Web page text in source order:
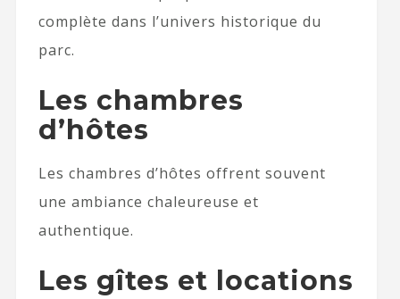
complète dans l’univers historique du
parc.
Les chambres
d’hôtes
Les chambres d’hôtes offrent souvent
une ambiance chaleureuse et
authentique.
Les gîtes et locations